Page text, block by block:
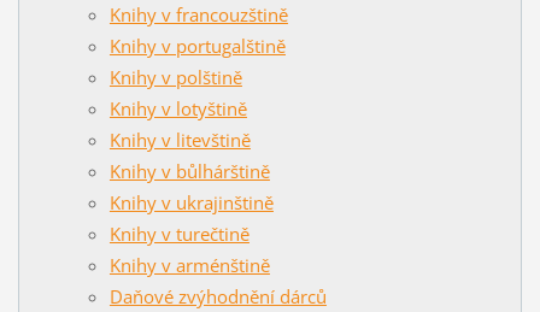
Knihy v francouzštině
Knihy v portugalštině
Knihy v polštině
Knihy v lotyštině
Knihy v litevštině
Knihy v bůlhárštině
Knihy v ukrajinštině
Knihy v turečtině
Knihy v arménštině
Daňové zvýhodnění dárců